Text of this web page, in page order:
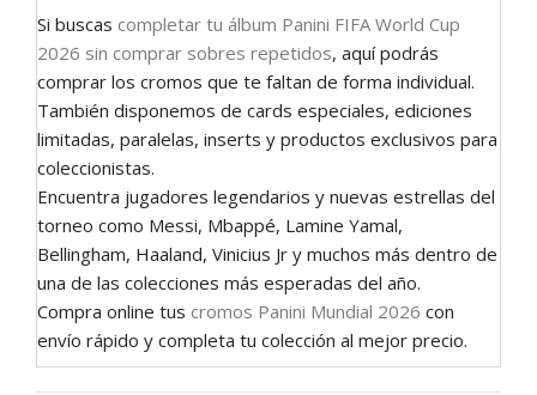
Si buscas completar tu álbum Panini FIFA World Cup
2026 sin comprar sobres repetidos, aquí podrás
comprar los cromos que te faltan de forma individual.
También disponemos de cards especiales, ediciones
limitadas, paralelas, inserts y productos exclusivos para
coleccionistas.
Encuentra jugadores legendarios y nuevas estrellas del
torneo como Messi, Mbappé, Lamine Yamal,
Bellingham, Haaland, Vinicius Jr y muchos más dentro de
una de las colecciones más esperadas del año.
Compra online tus cromos Panini Mundial 2026 con
envío rápido y completa tu colección al mejor precio.